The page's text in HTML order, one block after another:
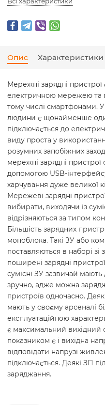
Опис Характеристики
Мережні зарядні
електричною мережею та
тому числі смартфонами.
людини є щонайменше
підключається до
виду проста у
розумних запобіжних
мережні зарядні пристрої
допомогою USB-
харчування дуже великої
Мережеві зарядні
вибирати, виходячи із
відрізняються за типом
Більшість зарядних
моноблока. Такі ЗУ або
поставляються в наборі
поширені зарядні
сумісні ЗУ зазвичай
зручно, адже можна
пристроїв одночасно.
мають у своєму арсеналі
експлуатаційною
є максимальний
показником є і вихідна
відповідати напрузі
підключається. Деякі ЗП
заряджання.